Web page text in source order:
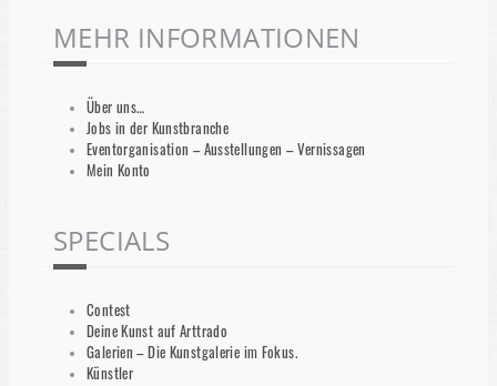
MEHR INFORMATIONEN
Über uns…
Jobs in der Kunstbranche
Eventorganisation – Ausstellungen – Vernissagen
Mein Konto
SPECIALS
Contest
Deine Kunst auf Arttrado
Galerien – Die Kunstgalerie im Fokus.
Künstler